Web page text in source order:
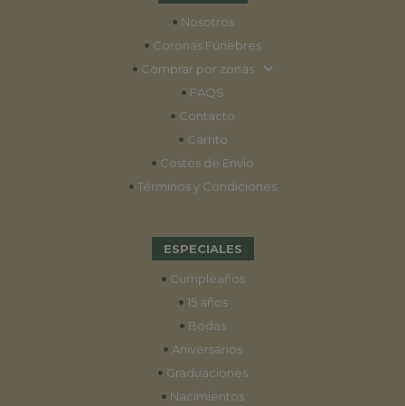
• Nosotros
• Coronas Fúnebres
• Comprar por zonas
• FAQS
• Contacto
• Carrito
• Costos de Envío
• Términos y Condiciones
ESPECIALES
• Cumpleaños
• 15 años
• Bodas
• Aniversarios
• Graduaciones
• Nacimientos